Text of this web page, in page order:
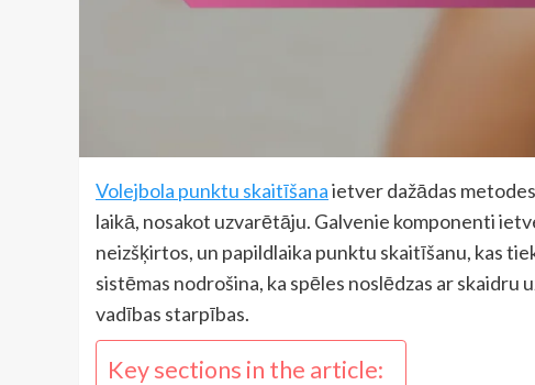
Volejbola punktu skaitīšanaietver dažādas
laikā, nosakot uzvarētāju. Galvenie komponenti
neizšķirtos, un papildlaika punktu skaitīšanu, kas
sistēmas nodrošina, ka spēles noslēdzas ar
vadības starpības.
Key sections in the article: